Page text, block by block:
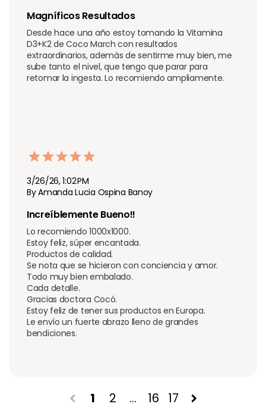
Magníficos Resultados
Desde hace una año estoy tomando la Vitamina
D3+K2 de Coco March con resultados
extraordinarios, además de sentirme muy bien, me
sube tanto el nivel, que tengo que parar para
retomar la ingesta. Lo recomiendo ampliamente.
3/26/26, 1:02 PM
By Amanda Lucia Ospina Banoy
Increíblemente Bueno!!
Lo recomiendo 1000x1000.
Estoy feliz, súper encantada.
Productos de calidad.
Se nota que se hicieron con conciencia y amor.
Todo muy bien embalado.
Cada detalle.
Gracias doctora Cocó.
Estoy feliz de tener sus productos en Europa.
Le envío un fuerte abrazo lleno de grandes
bendiciones.
chevron_left 1 2 … 16 17 chevron_right